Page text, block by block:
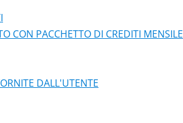
CON PACCHETTO DI CREDITI MENSILE
DALL'UTENTE